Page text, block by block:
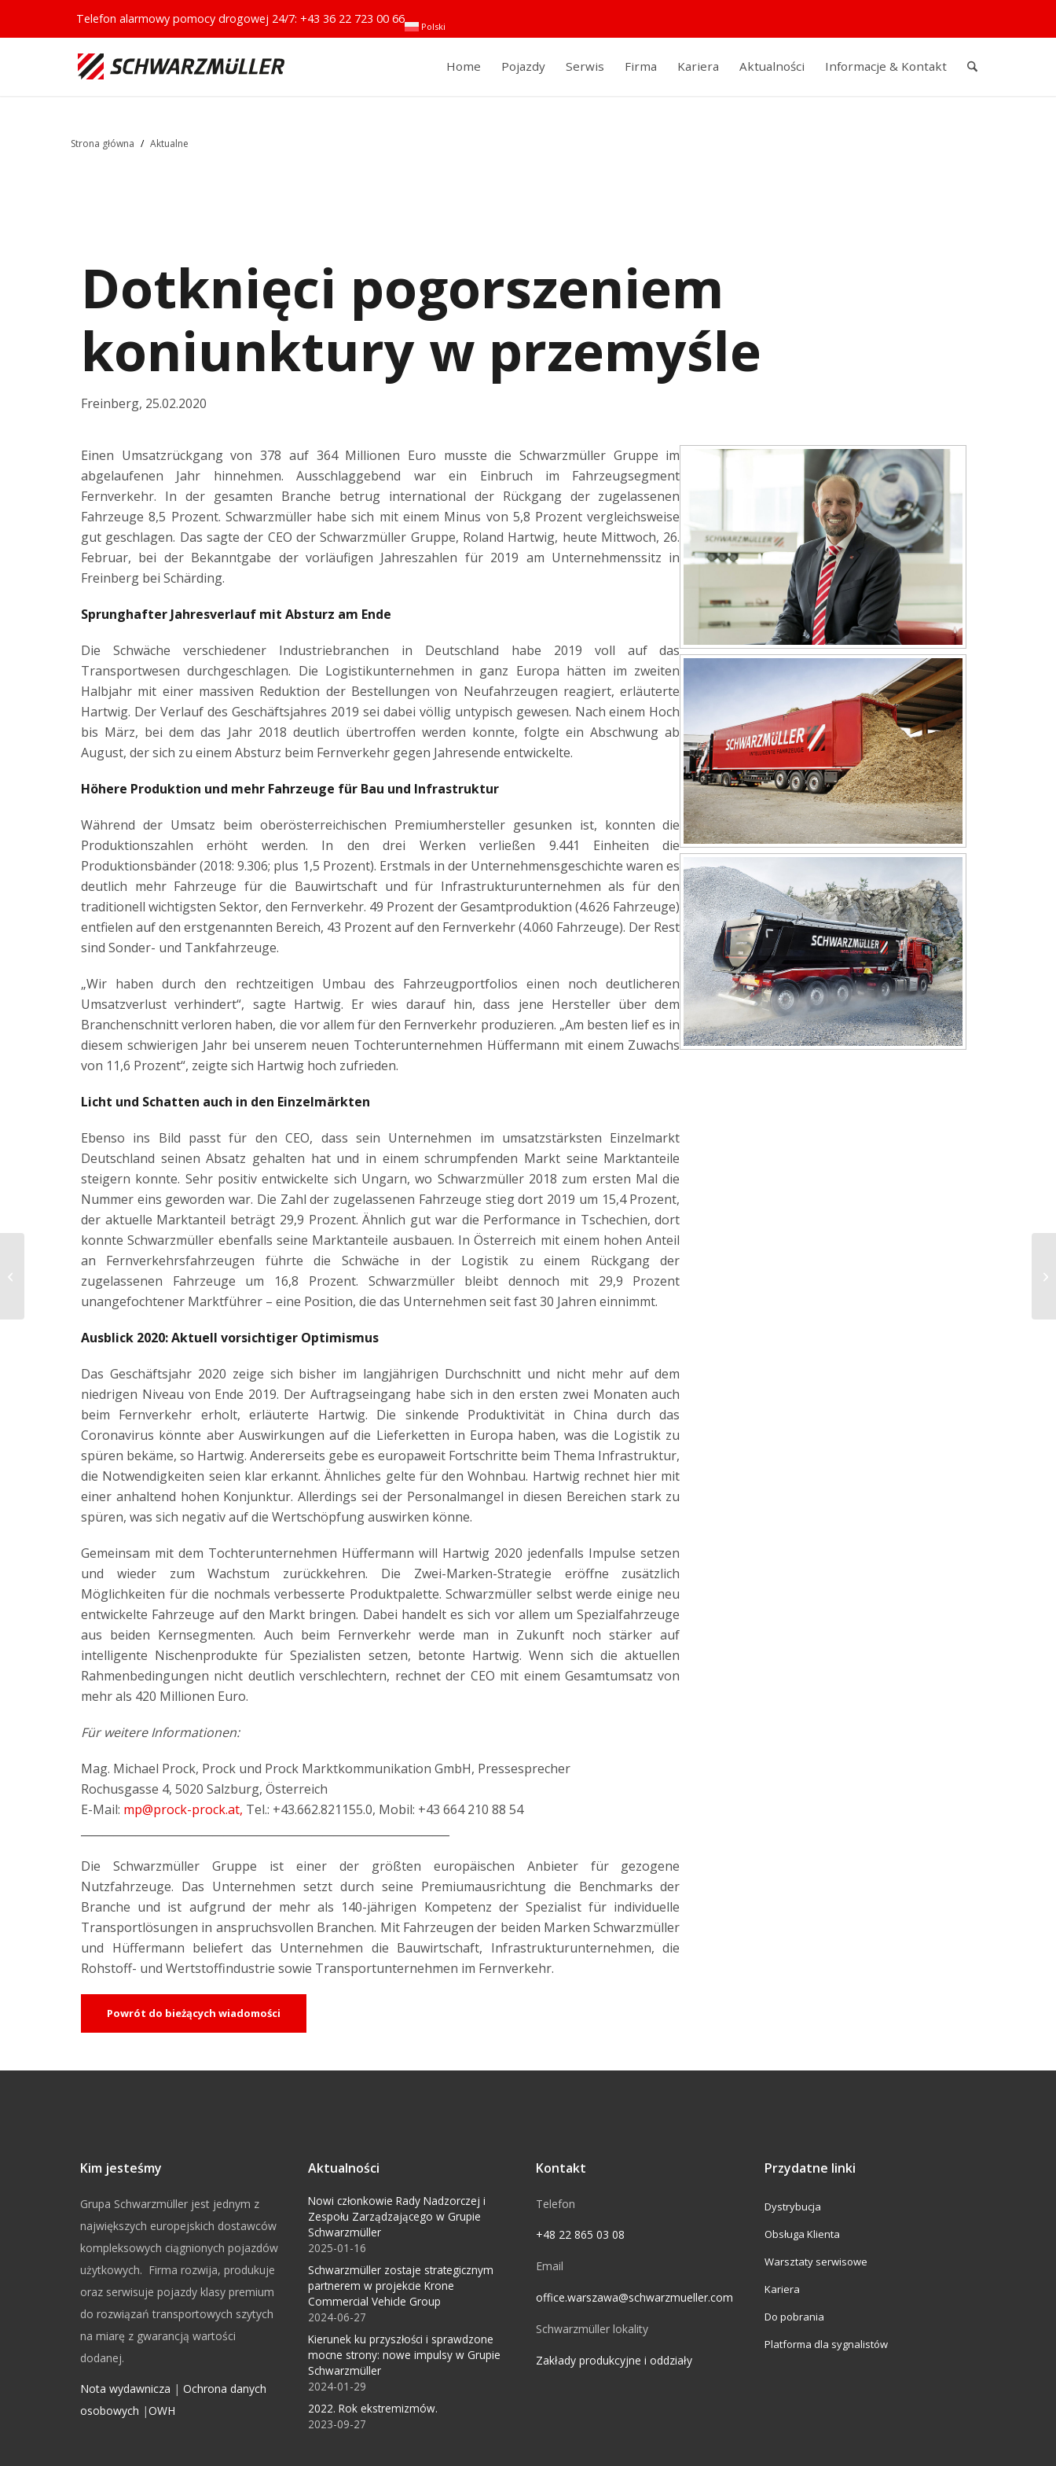
Polski
Telefon alarmowy pomocy drogowej 24/7: +43 36 22 723 00 66
Home Pojazdy Serwis Firma Kariera Aktualności Informacje & Kontakt
Strona główna / Aktualne
Dotknięci pogorszeniem
koniunktury w przemyśle
Freinberg, 25.02.2020
Einen Umsatzrückgang von 378 auf 364 Millionen Euro musste die Schwarzmüller Gruppe im
abgelaufenen Jahr hinnehmen. Ausschlaggebend war ein Einbruch im Fahrzeugsegment
Fernverkehr. In der gesamten Branche betrug international der Rückgang der zugelassenen
Fahrzeuge 8,5 Prozent. Schwarzmüller habe sich mit einem Minus von 5,8 Prozent vergleichsweise
gut geschlagen. Das sagte der CEO der Schwarzmüller Gruppe, Roland Hartwig, heute Mittwoch, 26.
Februar, bei der Bekanntgabe der vorläufigen Jahreszahlen für 2019 am Unternehmenssitz in
Freinberg bei Schärding.
Sprunghafter Jahresverlauf mit Absturz am Ende
Die Schwäche verschiedener Industriebranchen in Deutschland habe 2019 voll auf das
Transportwesen durchgeschlagen. Die Logistikunternehmen in ganz Europa hätten im zweiten
Halbjahr mit einer massiven Reduktion der Bestellungen von Neufahrzeugen reagiert, erläuterte
Hartwig. Der Verlauf des Geschäftsjahres 2019 sei dabei völlig untypisch gewesen. Nach einem Hoch
bis März, bei dem das Jahr 2018 deutlich übertroffen werden konnte, folgte ein Abschwung ab
August, der sich zu einem Absturz beim Fernverkehr gegen Jahresende entwickelte.
Höhere Produktion und mehr Fahrzeuge für Bau und Infrastruktur
Während der Umsatz beim oberösterreichischen Premiumhersteller gesunken ist, konnten die
Produktionszahlen erhöht werden. In den drei Werken verließen 9.441 Einheiten die
Produktionsbänder (2018: 9.306; plus 1,5 Prozent). Erstmals in der Unternehmensgeschichte waren es
deutlich mehr Fahrzeuge für die Bauwirtschaft und für Infrastrukturunternehmen als für den
traditionell wichtigsten Sektor, den Fernverkehr. 49 Prozent der Gesamtproduktion (4.626 Fahrzeuge)
entfielen auf den erstgenannten Bereich, 43 Prozent auf den Fernverkehr (4.060 Fahrzeuge). Der Rest
sind Sonder- und Tankfahrzeuge.
„Wir haben durch den rechtzeitigen Umbau des Fahrzeugportfolios einen noch deutlicheren
Umsatzverlust verhindert“, sagte Hartwig. Er wies darauf hin, dass jene Hersteller über dem
Branchenschnitt verloren haben, die vor allem für den Fernverkehr produzieren. „Am besten lief es in
diesem schwierigen Jahr bei unserem neuen Tochterunternehmen Hüffermann mit einem Zuwachs
von 11,6 Prozent“, zeigte sich Hartwig hoch zufrieden.
Licht und Schatten auch in den Einzelmärkten
Ebenso ins Bild passt für den CEO, dass sein Unternehmen im umsatzstärksten Einzelmarkt
Deutschland seinen Absatz gehalten hat und in einem schrumpfenden Markt seine Marktanteile
steigern konnte. Sehr positiv entwickelte sich Ungarn, wo Schwarzmüller 2018 zum ersten Mal die
Nummer eins geworden war. Die Zahl der zugelassenen Fahrzeuge stieg dort 2019 um 15,4 Prozent,
der aktuelle Marktanteil beträgt 29,9 Prozent. Ähnlich gut war die Performance in Tschechien, dort
konnte Schwarzmüller ebenfalls seine Marktanteile ausbauen. In Österreich mit einem hohen Anteil
an Fernverkehrsfahrzeugen führte die Schwäche in der Logistik zu einem Rückgang der
zugelassenen Fahrzeuge um 16,8 Prozent. Schwarzmüller bleibt dennoch mit 29,9 Prozent
unangefochtener Marktführer – eine Position, die das Unternehmen seit fast 30 Jahren einnimmt.
Ausblick 2020: Aktuell vorsichtiger Optimismus
Das Geschäftsjahr 2020 zeige sich bisher im langjährigen Durchschnitt und nicht mehr auf dem
niedrigen Niveau von Ende 2019. Der Auftragseingang habe sich in den ersten zwei Monaten auch
beim Fernverkehr erholt, erläuterte Hartwig. Die sinkende Produktivität in China durch das
Coronavirus könnte aber Auswirkungen auf die Lieferketten in Europa haben, was die Logistik zu
spüren bekäme, so Hartwig. Andererseits gebe es europaweit Fortschritte beim Thema Infrastruktur,
die Notwendigkeiten seien klar erkannt. Ähnliches gelte für den Wohnbau. Hartwig rechnet hier mit
einer anhaltend hohen Konjunktur. Allerdings sei der Personalmangel in diesen Bereichen stark zu
spüren, was sich negativ auf die Wertschöpfung auswirken könne.
Gemeinsam mit dem Tochterunternehmen Hüffermann will Hartwig 2020 jedenfalls Impulse setzen
und wieder zum Wachstum zurückkehren. Die Zwei-Marken-Strategie eröffne zusätzlich
Möglichkeiten für die nochmals verbesserte Produktpalette. Schwarzmüller selbst werde einige neu
entwickelte Fahrzeuge auf den Markt bringen. Dabei handelt es sich vor allem um Spezialfahrzeuge
aus beiden Kernsegmenten. Auch beim Fernverkehr werde man in Zukunft noch stärker auf
intelligente Nischenprodukte für Spezialisten setzen, betonte Hartwig. Wenn sich die aktuellen
Rahmenbedingungen nicht deutlich verschlechtern, rechnet der CEO mit einem Gesamtumsatz von
mehr als 420 Millionen Euro.
Für weitere Informationen:
Mag. Michael Prock, Prock und Prock Marktkommunikation GmbH, Pressesprecher
Rochusgasse 4, 5020 Salzburg, Österreich
E-Mail: mp@prock-prock.at, Tel.: +43.662.821155.0, Mobil: +43 664 210 88 54
Die Schwarzmüller Gruppe ist einer der größten europäischen Anbieter für gezogene
Nutzfahrzeuge. Das Unternehmen setzt durch seine Premiumausrichtung die Benchmarks der
Branche und ist aufgrund der mehr als 140-jährigen Kompetenz der Spezialist für individuelle
Transportlösungen in anspruchsvollen Branchen. Mit Fahrzeugen der beiden Marken Schwarzmüller
und Hüffermann beliefert das Unternehmen die Bauwirtschaft, Infrastrukturunternehmen, die
Rohstoff- und Wertstoffindustrie sowie Transportunternehmen im Fernverkehr.
Powrót do bieżących wiadomości
Kim jesteśmy
Grupa Schwarzmüller jest jednym z
największych europejskich dostawców
kompleksowych ciągnionych pojazdów
użytkowych. Firma rozwija, produkuje
oraz serwisuje pojazdy klasy premium
do rozwiązań transportowych szytych
na miarę z gwarancją wartości
dodanej.
Nota wydawnicza | Ochrona danych
osobowych |OWH
Aktualności
Nowi członkowie Rady Nadzorczej i
Zespołu Zarządzającego w Grupie
Schwarzmüller
2025-01-16
Schwarzmüller zostaje strategicznym
partnerem w projekcie Krone
Commercial Vehicle Group
2024-06-27
Kierunek ku przyszłości i sprawdzone
mocne strony: nowe impulsy w Grupie
Schwarzmüller
2024-01-29
2022. Rok ekstremizmów.
2023-09-27
Kontakt
Telefon
+48 22 865 03 08
Email
office.warszawa@schwarzmueller.com
Schwarzmüller lokality
Zakłady produkcyjne i oddziały
Przydatne linki
Dystrybucja
Obsługa Klienta
Warsztaty serwisowe
Kariera
Do pobrania
Platforma dla sygnalistów
niemieckiego
producenta klasy